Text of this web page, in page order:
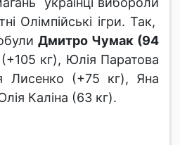
Олімпійські ігри. Так,
Дмитро Чумак (94
кг), Юлія Паратова
Лисенко (+75 кг), Яна
Каліна (63 кг).